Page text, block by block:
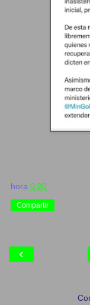
hora 0:20
Compartir
‹